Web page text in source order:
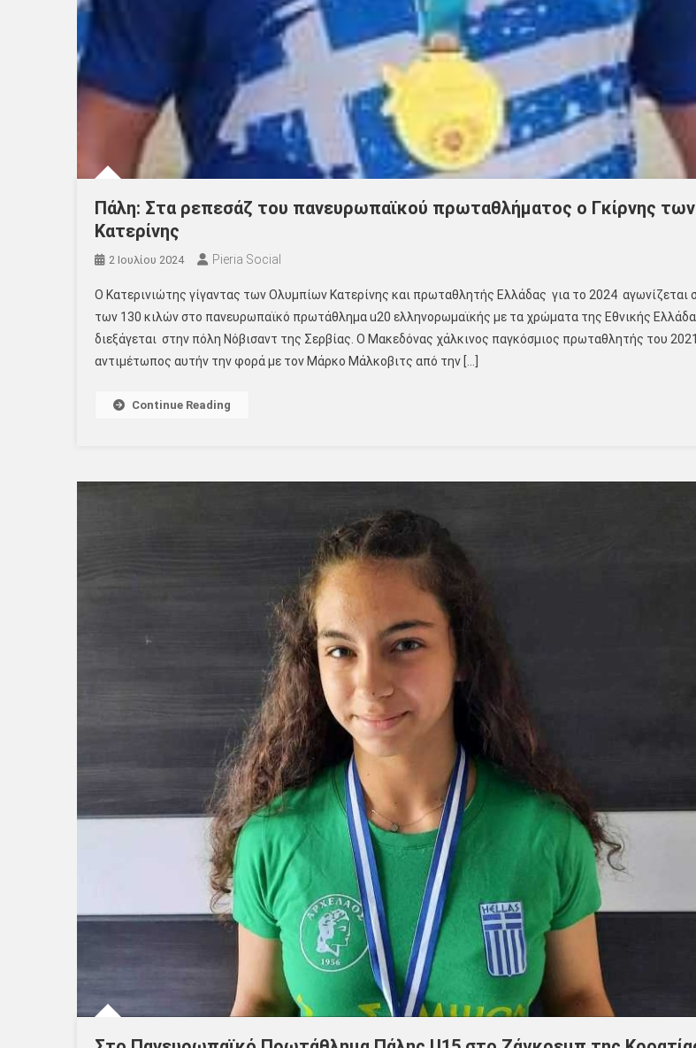
Πάλη: Στα ρεπεσάζ του πανευρωπαϊκού πρωταθλήματος ο Γκίρνης
Κατερίνης
2 Ιουλίου 2024 Pieria Social
Ο Κατερινιώτης γίγαντας των Ολυμπίων Κατερίνης και πρωταθλητής Ελλάδας για το 2024 αγωνίζεται
των 130 κιλών στο πανευρωπαϊκό πρωτάθλημα u20 ελληνορωμαϊκής με τα χρώματα της Εθνικής
διεξάγεται στην πόλη Νόβισαντ της Σερβίας. Ο Μακεδόνας χάλκινος παγκόσμιος πρωταθλητής του 2021
αντιμέτωπος αυτήν την φορά με τον Μάρκο Μάλκοβιτς από την […]
Continue Reading